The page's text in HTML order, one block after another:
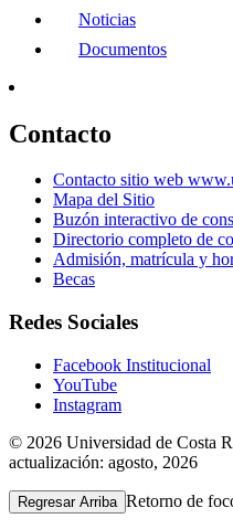
Noticias
Documentos
Contacto
Contacto sitio web
Mapa del Sitio
Buzón interactivo de
Directorio completo de
Admisión, matrícula y
Becas
Redes Sociales
Facebook Institucional
YouTube
Instagram
© 2026 Universidad de Costa
actualización: agosto, 2026
Regresar Arriba Retorno de